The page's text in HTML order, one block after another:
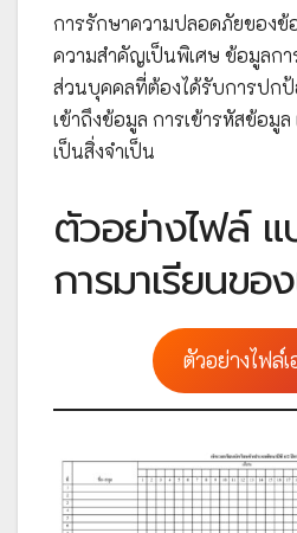
การรักษาความปลอดภัยของข้
ความสำคัญเป็นพิเศษ ข้อมูลกา
ส่วนบุคคลที่ต้องได้รับการปก
เข้าถึงข้อมูล การเข้ารหัสข้อมู
เป็นสิ่งจำเป็น
ตัวอย่างไฟล์
การมาเรียนขอ
ตัวอย่างไฟล์